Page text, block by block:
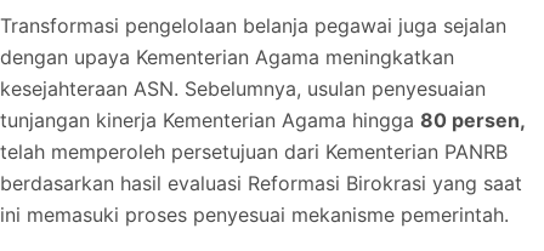
Transformasi pengelolaan belanja pegawai juga sejalan
dengan upaya Kementerian Agama meningkatkan
kesejahteraan ASN. Sebelumnya, usulan penyesuaian
tunjangan kinerja Kementerian Agama hingga 80 persen,
telah memperoleh persetujuan dari Kementerian PANRB
berdasarkan hasil evaluasi Reformasi Birokrasi yang saat
ini memasuki proses penyesuai mekanisme pemerintah.